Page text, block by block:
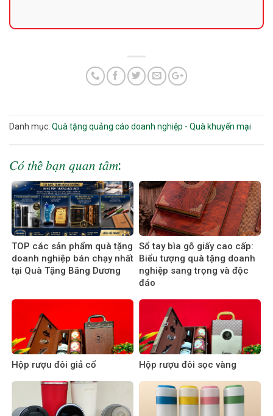
Danh mục: Quà tặng quảng cáo doanh nghiệp - Quà khuyến mại
𝐶𝑜́ 𝑡ℎ𝑒̂̉ 𝑏𝑎̣𝑛 𝑞𝑢𝑎𝑛 𝑡𝑎̂𝑚:
TOP các sản phẩm quà tặng
doanh nghiệp bán chạy nhất
tại Quà Tặng Băng Dương
Sổ tay bìa gỗ giấy cao cấp:
Biểu tượng quà tặng doanh
nghiệp sang trọng và độc
đáo
Hộp rượu đôi giả cổ Hộp rượu đôi sọc vàng